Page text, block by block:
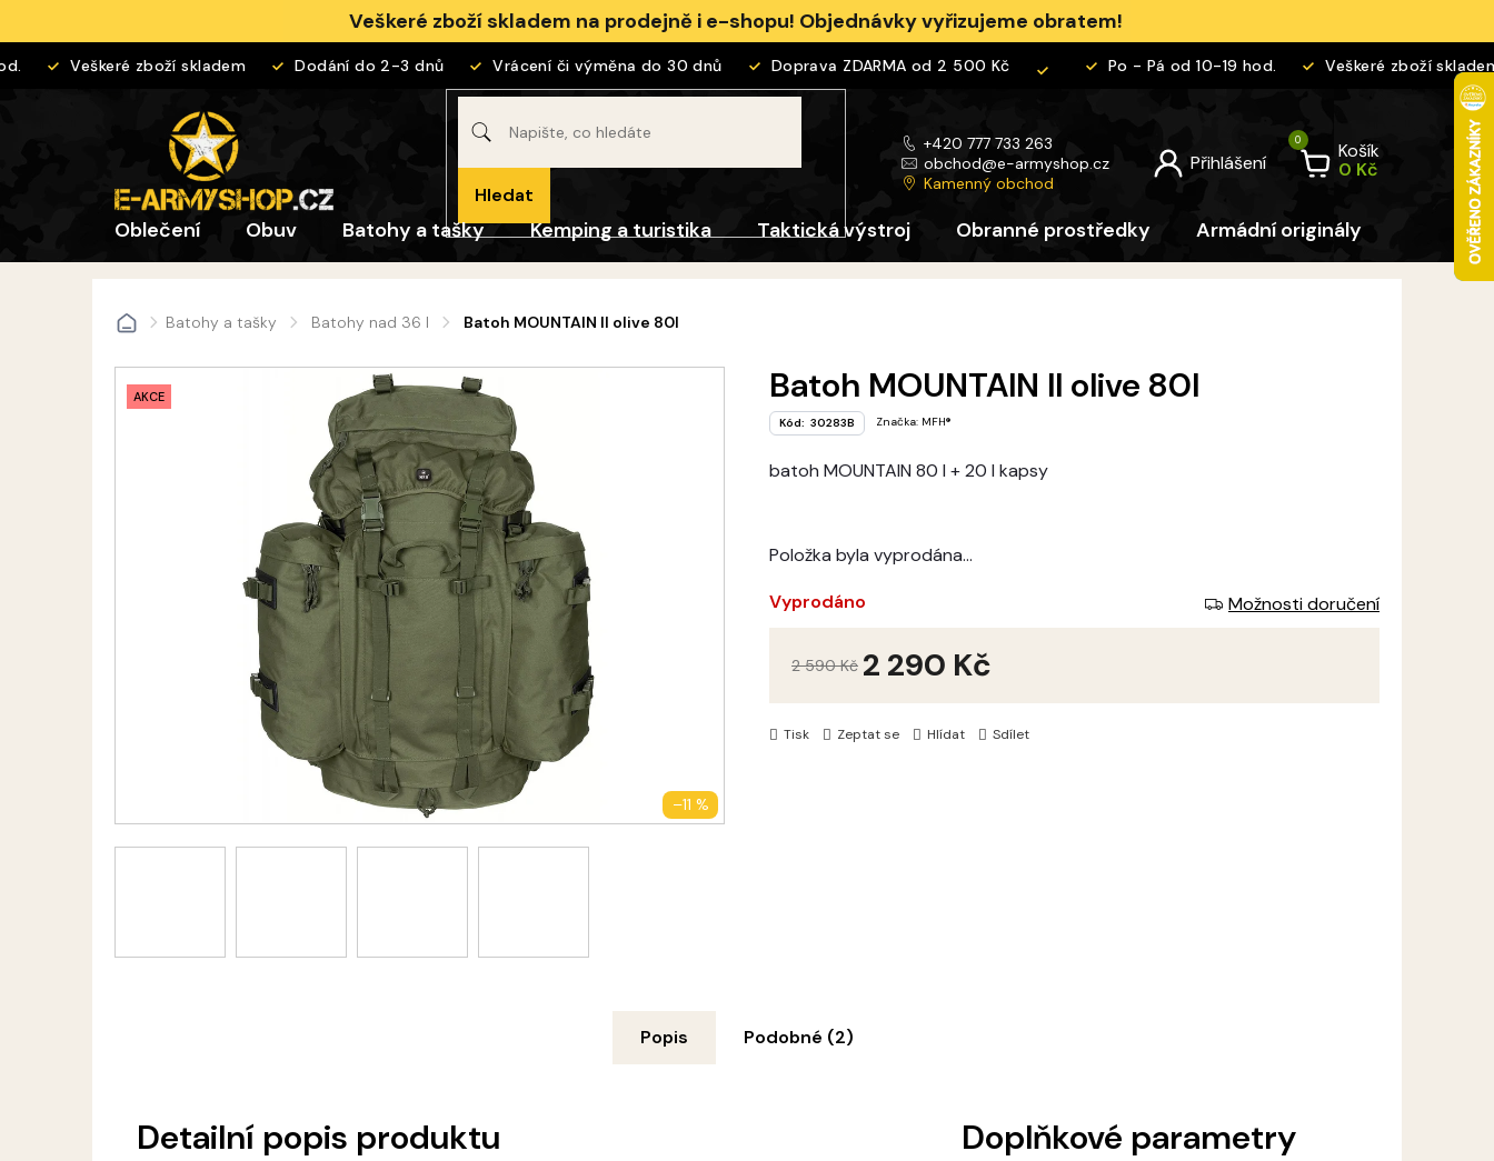
obsah
Veškeré zboží skladem na prodejně i e-shopu! Objednávky vyřizujeme obratem!
Veškeré zboží skladem Dodání do 2-3 dnů Vrácení či výměna do 30 dnů Doprava ZDARMA od 2 500 Kč Po - Pá od 10-19 hod. Veškeré zboží skladem
Hledat
+420 777 733 263
obchod@e-armyshop.cz
Kamenný obchod
Košík
Oblečení Obuv Batohy a tašky Kemping a turistika Taktická výstroj Obranné prostředky Armádní originály Pro děti
DomůBatohy a tašky Batohy nad 36 l Batoh MOUNTAIN II olive 80l
–11 %
AKCE
Položka byla vyprodána…
batoh MOUNTAIN 80 l + 20 l kapsy
Tisk Zeptat se Hlídat Sdílet
Batoh MOUNTAIN II olive 80l
Kód: 30283B Značka: MFH®
Vyprodáno Možnosti doručení
2 590 Kč 2 290 KčMěrná
cena:
Popis Podobné (2)
Detailní popis produktu Doplňkové parametry